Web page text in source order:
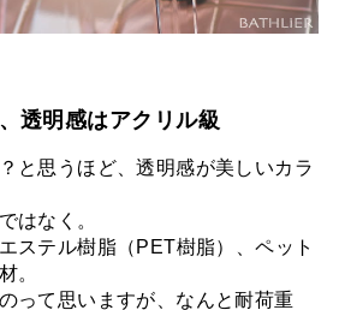
透明感はアクリル級
と思うほど、透明感が美しいカラ
はなく。
ステル樹脂（PET樹脂）、ペット
。
って思いますが、なんと耐荷重